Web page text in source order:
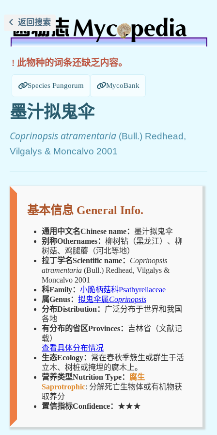
返回搜索
! 此物种的词条还缺乏内容。
Species Fungorum MycoBank
墨汁拟鬼伞
Coprinopsis atramentaria (Bull.) Redhead,
Vilgalys & Moncalvo 2001
基本信息 General Info.
通用中文名Chinese name： 墨汁拟鬼伞
别称Othernames： 柳树钻（黑龙江）、柳
树菇、鸡腿蘑（河北等地）
拉丁学名Scientific name： Coprinopsis
atramentaria (Bull.) Redhead, Vilgalys &
Moncalvo 2001
科Family： 小脆柄菇科Psathyrellaceae
属Genus： 拟鬼伞属Coprinopsis
分布Distribution： 广泛分布于世界和我国
各地
有分布的省区Provinces： 吉林省（文献记
载）
查看具体分布情况
生态Ecology： 常在春秋季簇生或群生于活
立木、树桩或掩埋的腐木上。
营养类型Nutrition Type： 腐生
Saprotrophic: 分解死亡生物体或有机物获
取养分
置信指标Confidence： ★★★